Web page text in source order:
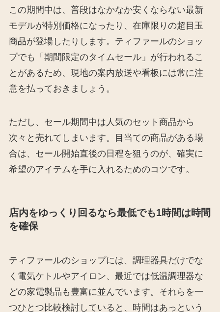
この期間中は、普段はなかなか安くならない最新
モデルが特別価格になったり、在庫限りの超目玉
商品が登場したりします。ティファールのショッ
プでも「期間限定のタイムセール」が行われるこ
とがあるため、現地の案内放送や看板には常に注
意を払っておきましょう。
ただし、セール期間中は人気のセット商品から
次々と売れてしまいます。目当ての商品がある場
合は、セール開始直後の日程を狙うのが、確実に
希望のアイテムを手に入れるためのコツです。
店内をゆっくり回るなら最低でも1時間は時間
を確保
ティファールのショップには、調理器具だけでな
く電気ケトルやアイロン、最近では低温調理器な
どの家電製品も豊富に並んでいます。それらを一
つひとつ比較検討していると、時間はあっという